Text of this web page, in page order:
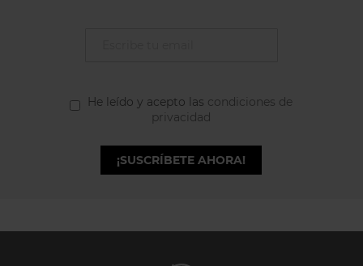
He leído y acepto las condiciones de
privacidad
¡SUSCRÍBETE AHORA!